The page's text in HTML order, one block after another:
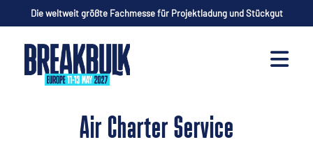
Die weltweit größte Fachmesse für Projektladung und Stückgut
Air Charter Service